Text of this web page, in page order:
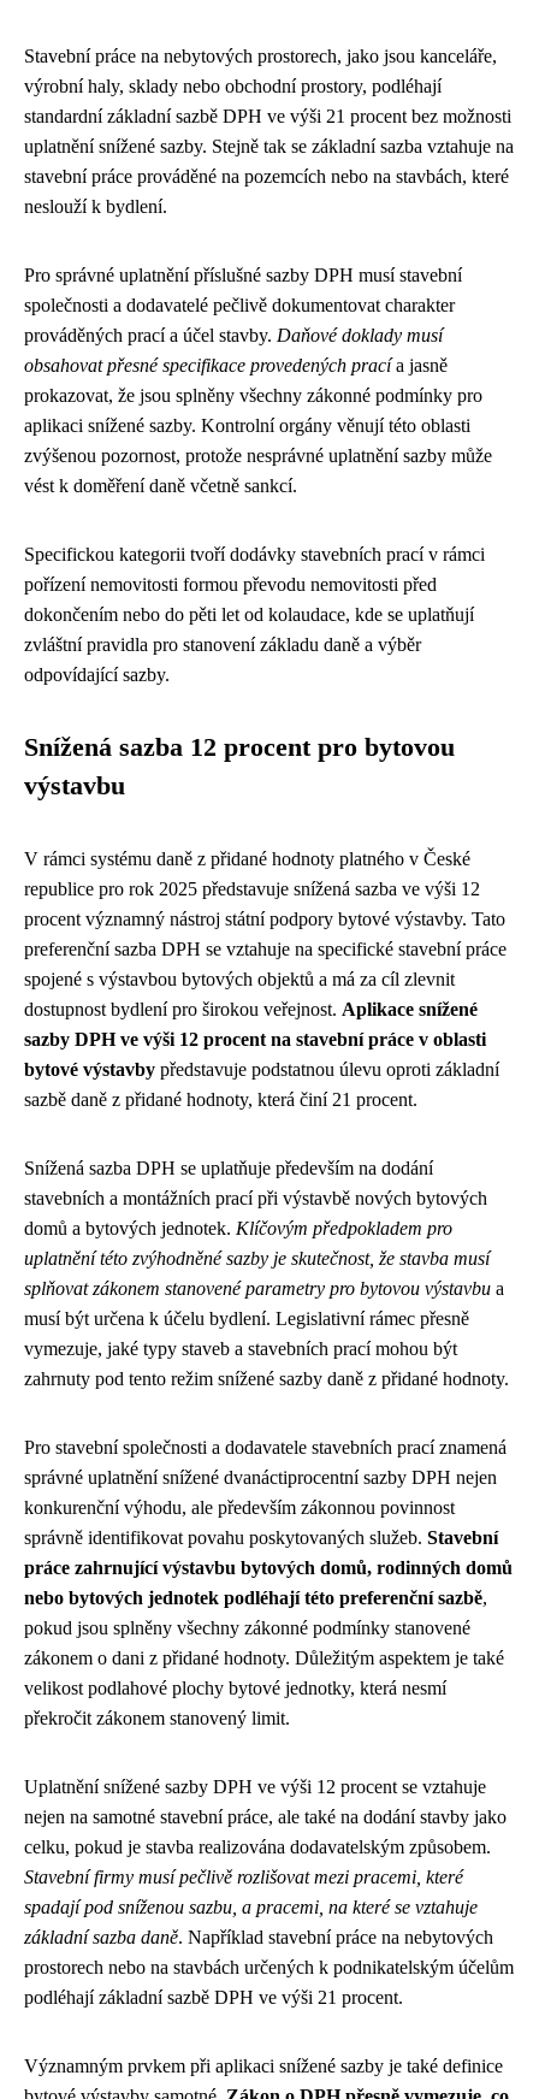
Stavební práce na nebytových prostorech, jako jsou kanceláře,
výrobní haly, sklady nebo obchodní prostory, podléhají
standardní základní sazbě DPH ve výši 21 procent bez možnosti
uplatnění snížené sazby. Stejně tak se základní sazba vztahuje na
stavební práce prováděné na pozemcích nebo na stavbách, které
neslouží k bydlení.
Pro správné uplatnění příslušné sazby DPH musí stavební
společnosti a dodavatelé pečlivě dokumentovat charakter
prováděných prací a účel stavby. Daňové doklady musí
obsahovat přesné specifikace provedených pracía jasně
prokazovat, že jsou splněny všechny zákonné podmínky pro
aplikaci snížené sazby. Kontrolní orgány věnují této oblasti
zvýšenou pozornost, protože nesprávné uplatnění sazby může
vést k doměření daně včetně sankcí.
Specifickou kategorii tvoří dodávky stavebních prací v rámci
pořízení nemovitosti formou převodu nemovitosti před
dokončením nebo do pěti let od kolaudace, kde se uplatňují
zvláštní pravidla pro stanovení základu daně a výběr
odpovídající sazby.
Snížená sazba 12 procent pro bytovou
výstavbu
V rámci systému daně z přidané hodnoty platného v České
republice pro rok 2025 představuje snížená sazba ve výši 12
procent významný nástroj státní podpory bytové výstavby. Tato
preferenční sazba DPH se vztahuje na specifické stavební práce
spojené s výstavbou bytových objektů a má za cíl zlevnit
dostupnost bydlení pro širokou veřejnost. Aplikace snížené
sazby DPH ve výši 12 procent na stavební práce v oblasti
bytové výstavby představuje podstatnou úlevu oproti základní
sazbě daně z přidané hodnoty, která činí 21 procent.
Snížená sazba DPH se uplatňuje především na dodání
stavebních a montážních prací při výstavbě nových bytových
domů a bytových jednotek. Klíčovým předpokladem pro
uplatnění této zvýhodněné sazby je skutečnost, že stavba musí
splňovat zákonem stanovené parametry pro bytovou výstavbu a
musí být určena k účelu bydlení. Legislativní rámec přesně
vymezuje, jaké typy staveb a stavebních prací mohou být
zahrnuty pod tento režim snížené sazby daně z přidané hodnoty.
Pro stavební společnosti a dodavatele stavebních prací znamená
správné uplatnění snížené dvanáctiprocentní sazby DPH nejen
konkurenční výhodu, ale především zákonnou povinnost
správně identifikovat povahu poskytovaných služeb. Stavební
práce zahrnující výstavbu bytových domů, rodinných domů
nebo bytových jednotek podléhají této preferenční sazbě,
pokud jsou splněny všechny zákonné podmínky stanovené
zákonem o dani z přidané hodnoty. Důležitým aspektem je také
velikost podlahové plochy bytové jednotky, která nesmí
překročit zákonem stanovený limit.
Uplatnění snížené sazby DPH ve výši 12 procent se vztahuje
nejen na samotné stavební práce, ale také na dodání stavby jako
celku, pokud je stavba realizována dodavatelským způsobem.
Stavební firmy musí pečlivě rozlišovat mezi pracemi, které
spadají pod sníženou sazbu, a pracemi, na které se vztahuje
základní sazba daně. Například stavební práce na nebytových
prostorech nebo na stavbách určených k podnikatelským účelům
podléhají základní sazbě DPH ve výši 21 procent.
Významným prvkem při aplikaci snížené sazby je také definice